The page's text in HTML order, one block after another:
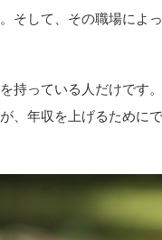
そして、その職場によっ
持っている人だけです。
、年収を上げるためにで